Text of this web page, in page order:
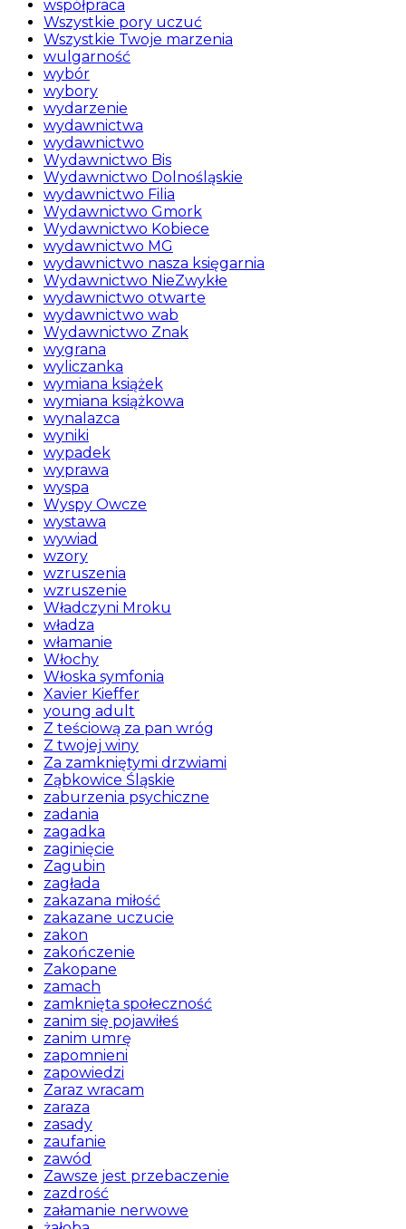
współpraca
Wszystkie pory uczuć
Wszystkie Twoje marzenia
wulgarność
wybór
wybory
wydarzenie
wydawnictwa
wydawnictwo
Wydawnictwo Bis
Wydawnictwo Dolnośląskie
wydawnictwo Filia
Wydawnictwo Gmork
Wydawnictwo Kobiece
wydawnictwo MG
wydawnictwo nasza księgarnia
Wydawnictwo NieZwykłe
wydawnictwo otwarte
wydawnictwo wab
Wydawnictwo Znak
wygrana
wyliczanka
wymiana książek
wymiana książkowa
wynalazca
wyniki
wypadek
wyprawa
wyspa
Wyspy Owcze
wystawa
wywiad
wzory
wzruszenia
wzruszenie
Władczyni Mroku
władza
włamanie
Włochy
Włoska symfonia
Xavier Kieffer
young adult
Z teściową za pan wróg
Z twojej winy
Za zamkniętymi drzwiami
Ząbkowice Śląskie
zaburzenia psychiczne
zadania
zagadka
zaginięcie
Zagubin
zagłada
zakazana miłość
zakazane uczucie
zakon
zakończenie
Zakopane
zamach
zamknięta społeczność
zanim się pojawiłeś
zanim umrę
zapomnieni
zapowiedzi
Zaraz wracam
zaraza
zasady
zaufanie
zawód
Zawsze jest przebaczenie
zazdrość
załamanie nerwowe